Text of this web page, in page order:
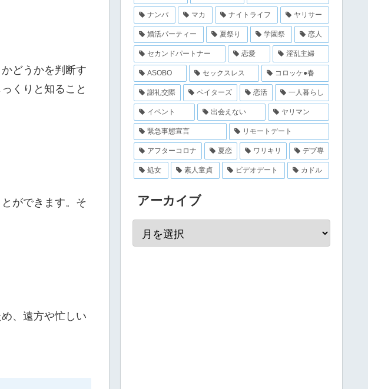
どうかを判断す
くりと知ること
ができます。そ
、遠方や忙しい
ナンパ マカ ナイトライフ ヤリサー
婚活パーティー 夏祭り 学園祭 恋人
セカンドパートナー 恋愛 淫乱主婦
ASOBO セックスレス コロッケ●春
謝礼交際 ペイターズ 恋活 一人暮らし
イベント 出会えない ヤリマン
緊急事態宣言 リモートデート
アフターコロナ 夏恋 ワリキリ デブ専
処女 素人童貞 ビデオデート カドル
アーカイブ